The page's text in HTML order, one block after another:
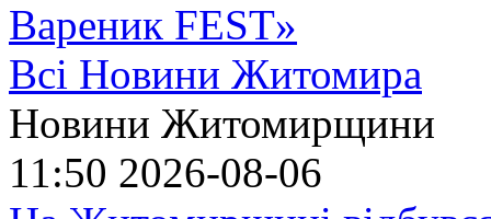
Вареник FEST»
Всі Новини Житомира
Новини Житомирщини
11:50 2026-08-06